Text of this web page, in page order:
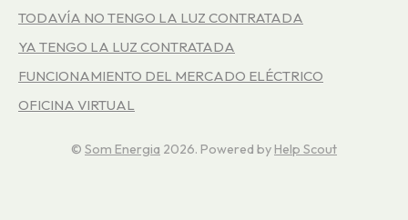
TODAVÍA NO TENGO LA LUZ CONTRATADA
YA TENGO LA LUZ CONTRATADA
FUNCIONAMIENTO DEL MERCADO ELÉCTRICO
OFICINA VIRTUAL
© Som Energia 2026. Powered byHelp Scout